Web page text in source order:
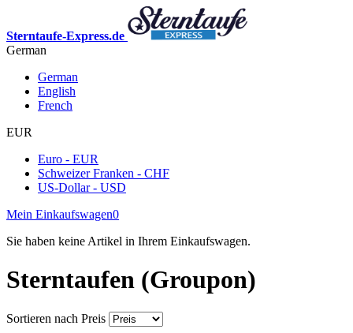
Sterntaufe-Express.de
German
German
English
French
EUR
Euro - EUR
Schweizer Franken - CHF
US-Dollar - USD
Mein Einkaufswagen0
Sie haben keine Artikel in Ihrem Einkaufswagen.
Sterntaufen (Groupon)
Sortieren nach Preis